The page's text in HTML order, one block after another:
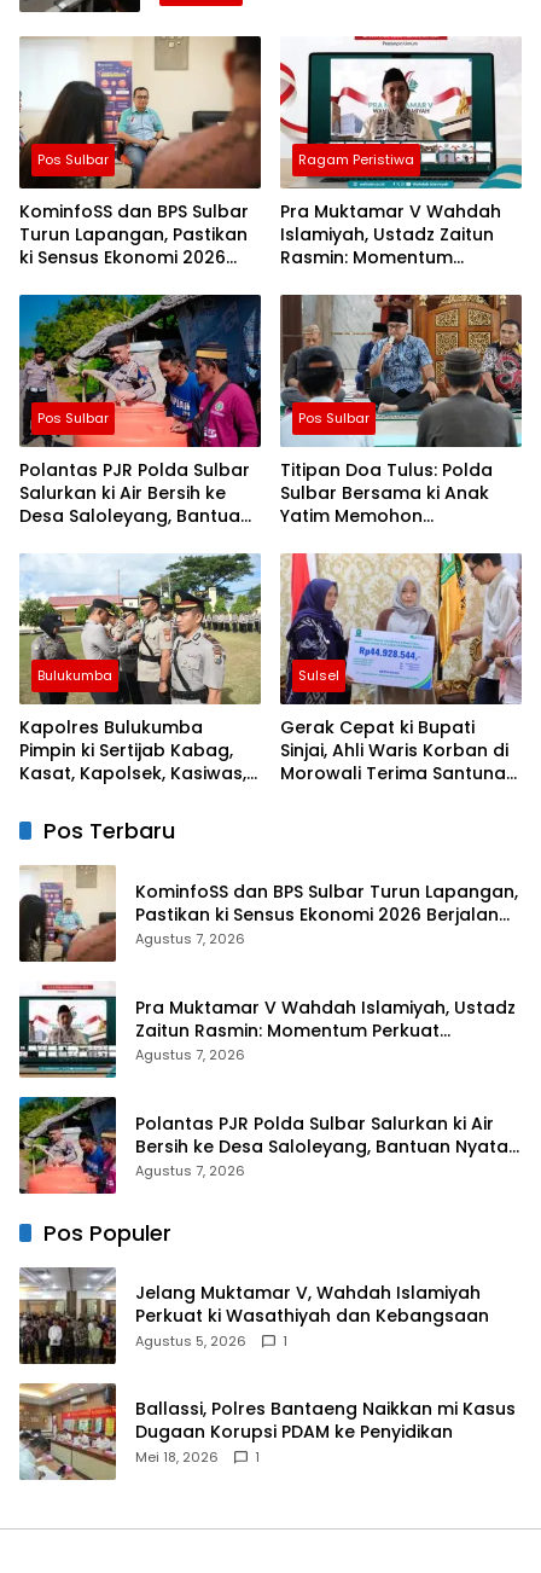
Pos Sulbar
KominfoSS dan BPS Sulbar
Turun Lapangan, Pastikan
ki Sensus Ekonomi 2026
Akurat
Ragam Peristiwa
Pra Muktamar V Wahdah
Islamiyah, Ustadz Zaitun
Rasmin: Momentum
Evaluasi Perjalanan
Dakwah
Pos Sulbar
Polantas PJR Polda Sulbar
Salurkan ki Air Bersih ke
Desa Saloleyang, Bantuan
Kemarau
Pos Sulbar
Titipan Doa Tulus: Polda
Sulbar Bersama ki Anak
Yatim Memohon
Negeri
Bulukumba
Kapolres Bulukumba
Pimpin ki Sertijab Kabag,
Kasat, Kapolsek, Kasiwas,
Sulsel
Gerak Cepat ki Bupati
Sinjai, Ahli Waris Korban di
Morowali Terima Santunan
Pos Terbaru
KominfoSS dan BPS Sulbar Turun Lapangan,
Pastikan ki Sensus Ekonomi 2026 Berjalan
Nyaman dan Akurat
Agustus 7, 2026
Pra Muktamar V Wahdah Islamiyah, Ustadz
Zaitun Rasmin: Momentum Perkuat
Konsolidasi dan Evaluasi Perjalanan
Agustus 7, 2026
Polantas PJR Polda Sulbar Salurkan ki Air
Bersih ke Desa Saloleyang, Bantuan Nyata
di Tengah Musim Kemarau
Agustus 7, 2026
Pos Populer
Jelang Muktamar V, Wahdah Islamiyah
Perkuat ki Wasathiyah dan Kebangsaan
Agustus 5, 2026 1
Ballassi, Polres Bantaeng Naikkan mi Kasus
Dugaan Korupsi PDAM ke Penyidikan
Mei 18, 2026 1